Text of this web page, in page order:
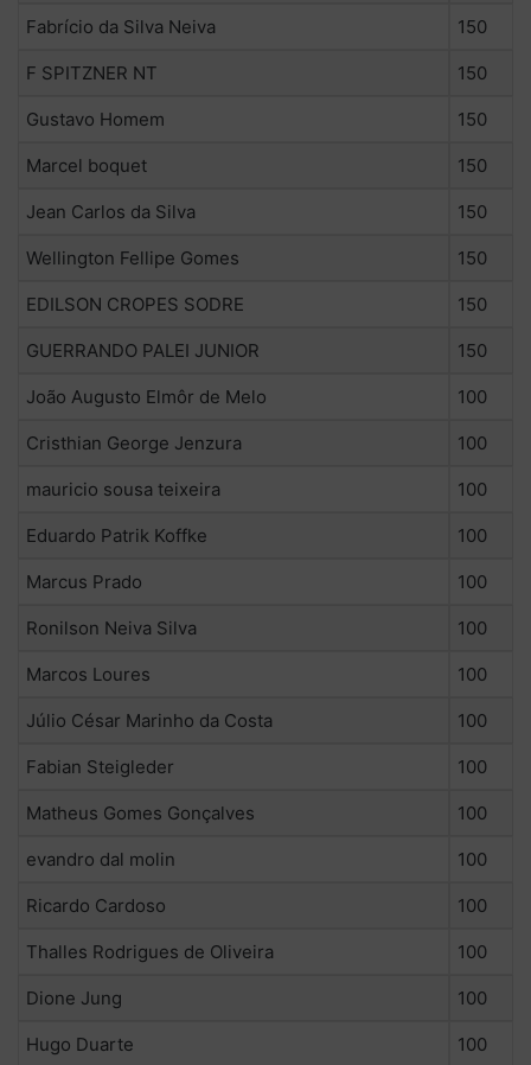
Fabrício da Silva Neiva 150
F SPITZNER NT 150
Gustavo Homem 150
Marcel boquet 150
Jean Carlos da Silva 150
Wellington Fellipe Gomes 150
EDILSON CROPES SODRE 150
GUERRANDO PALEI JUNIOR 150
João Augusto Elmôr de Melo 100
Cristhian George Jenzura 100
mauricio sousa teixeira 100
Eduardo Patrik Koffke 100
Marcus Prado 100
Ronilson Neiva Silva 100
Marcos Loures 100
Júlio César Marinho da Costa 100
Fabian Steigleder 100
Matheus Gomes Gonçalves 100
evandro dal molin 100
Ricardo Cardoso 100
Thalles Rodrigues de Oliveira 100
Dione Jung 100
Hugo Duarte 100